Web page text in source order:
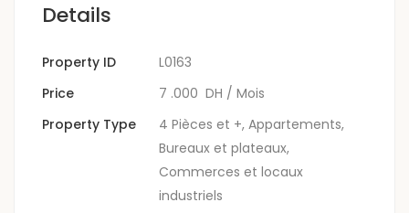
Details
Property ID
L0163
Price
7 .000 DH / Mois
Property Type
4 Pièces et +, Appartements,
Bureaux et plateaux,
Commerces et locaux
industriels